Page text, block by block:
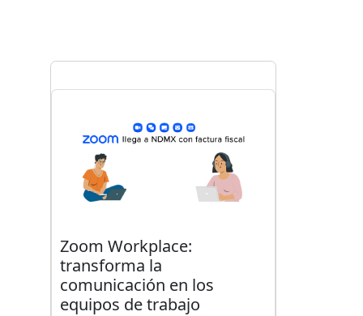
Zoom Workplace:
transforma la
comunicación en los
equipos de trabajo